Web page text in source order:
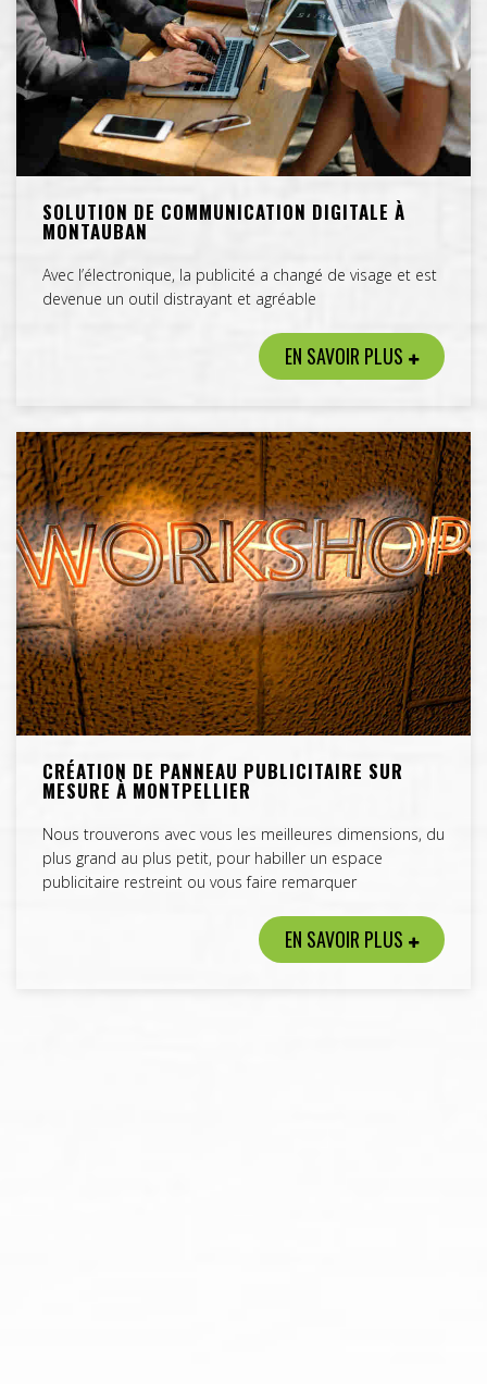
SOLUTION DE COMMUNICATION DIGITALE À
MONTAUBAN
Avec l’électronique, la publicité a changé de visage et est
devenue un outil distrayant et agréable
EN SAVOIR PLUS
CRÉATION DE PANNEAU PUBLICITAIRE SUR
MESURE À MONTPELLIER
Nous trouverons avec vous les meilleures dimensions, du
plus grand au plus petit, pour habiller un espace
publicitaire restreint ou vous faire remarquer
EN SAVOIR PLUS